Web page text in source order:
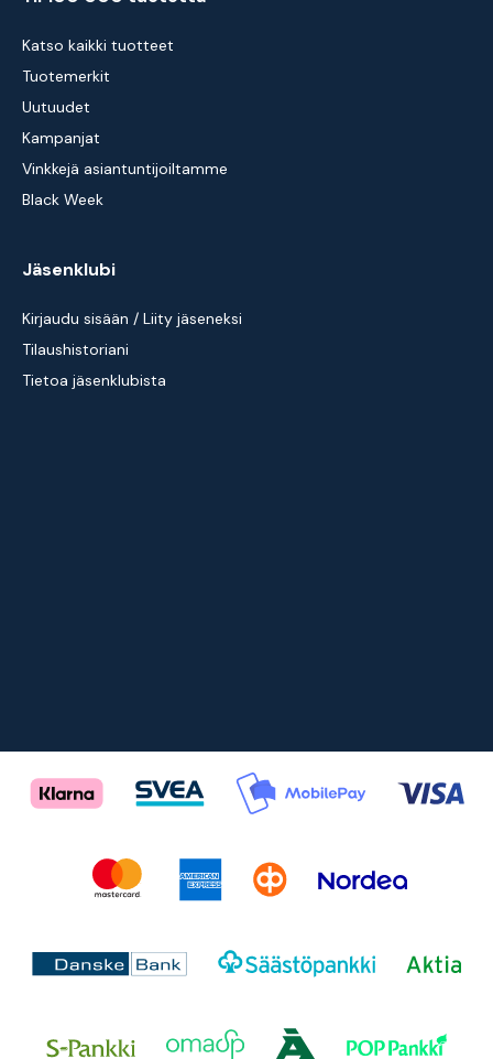
Katso kaikki tuotteet
Tuotemerkit
Uutuudet
Kampanjat
Vinkkejä asiantuntijoiltamme
Black Week
Jäsenklubi
Kirjaudu sisään / Liity jäseneksi
Tilaushistoriani
Tietoa jäsenklubista